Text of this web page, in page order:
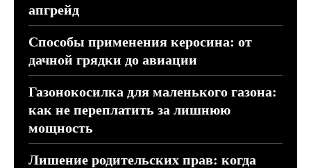
апгрейд
Способы применения керосина: от
дачной грядки до авиации
Газонокосилка для маленького газона:
как не переплатить за лишнюю
мощность
Лишение родительских прав: когда